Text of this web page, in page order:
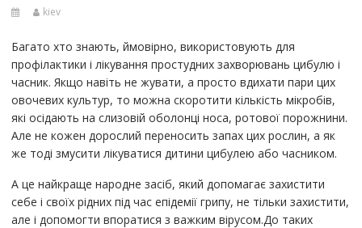
kiev
Багато хто знають, ймовірно, використовують для
профілактики і лікування простудних захворювань цибулю і
часник. Якщо навіть не жувати, а просто вдихати пари цих
овочевих культур, то можна скоротити кількість мікробів,
які осідають на слизовій оболонці носа, ротової порожнини.
Але не кожен дорослий переносить запах цих рослин, а як
же тоді змусити лікуватися дитини цибулею або часником.
А це найкраще народне засіб, який допомагає захистити
себе і своїх рідних під час епідемії грипу, не тільки захистити,
але і допомогти впоратися з важким вірусом.До таких